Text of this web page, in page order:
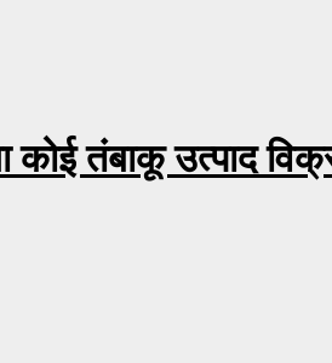
कोई तंबाकू उत्पाद